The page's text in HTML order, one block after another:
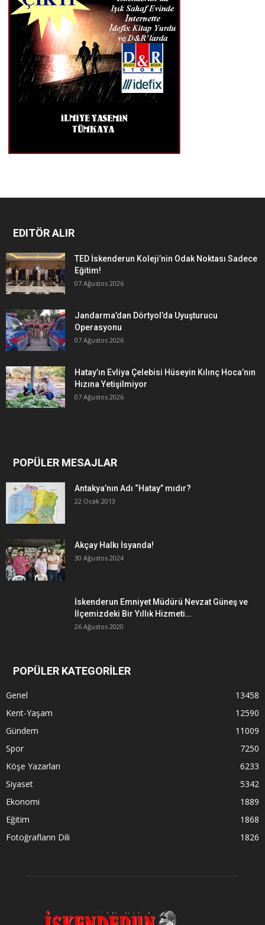
EDITÖR ALIR
TED İskenderun Koleji’nin Odak Noktası Sadece
Eğitim!
07 Ağustos 2026
Jandarma’dan Dörtyol’da Uyuşturucu
Operasyonu
07 Ağustos 2026
Hatay’ın Evliya Çelebisi Hüseyin Kılınç Hoca’nın
Hızına Yetişilmiyor
07 Ağustos 2026
POPÜLER MESAJLAR
Antakya’nın Adı “Hatay” mıdır?
22 Ocak 2013
Akçay Halkı İsyanda!
30 Ağustos 2024
İskenderun Emniyet Müdürü Nevzat Güneş ve
İlçemizdeki Bir Yıllık Hizmeti…
26 Ağustos 2020
POPÜLER KATEGORİLER
Genel
13458
Kent-Yaşam
12590
Gündem
11009
Spor
7250
Köşe Yazarları
6233
Siyaset
5342
Ekonomi
1889
Eğitim
1868
Fotoğrafların Dili
1826